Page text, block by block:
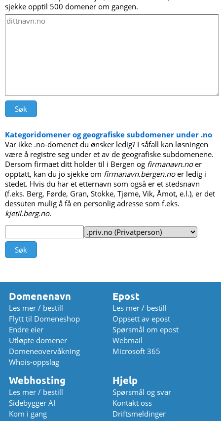
sjekke opptil 500 domener om gangen.
Kategoridomener og geografiske subdomener under .no
Var ikke .no-domenet du ønsker ledig? I såfall kan løsningen
være å registre seg under et av de geografiske subdomenene.
Dersom firmaet ditt holder til i Bergen og firmanavn.noer
opptatt, kan du jo sjekke om firmanavn.bergen.noer ledig i
stedet. Hvis du har et etternavn som også er et stedsnavn
(f.eks. Berg, Førde, Gran, Stokke, Tjøme, Vik, Åmot, e.l.), er det
dessuten mulig å få en personlig adresse som f.eks.
kjetil.berg.no.
Domenenavn
Les mer / bestill
Flytt til Domeneshop
Endre eier
Utløpte domener
Domeneovervåkning
Whois-oppslag
Epost
Les mer / bestill
Oppsett av epost
Spørsmål om epost
Webmail
Microsoft 365
Webhosting
Les mer / bestill
Sidebygger AI
Kom i gang
Hjelp
Spørsmål og svar
Kontakt oss
Driftsmeldinger